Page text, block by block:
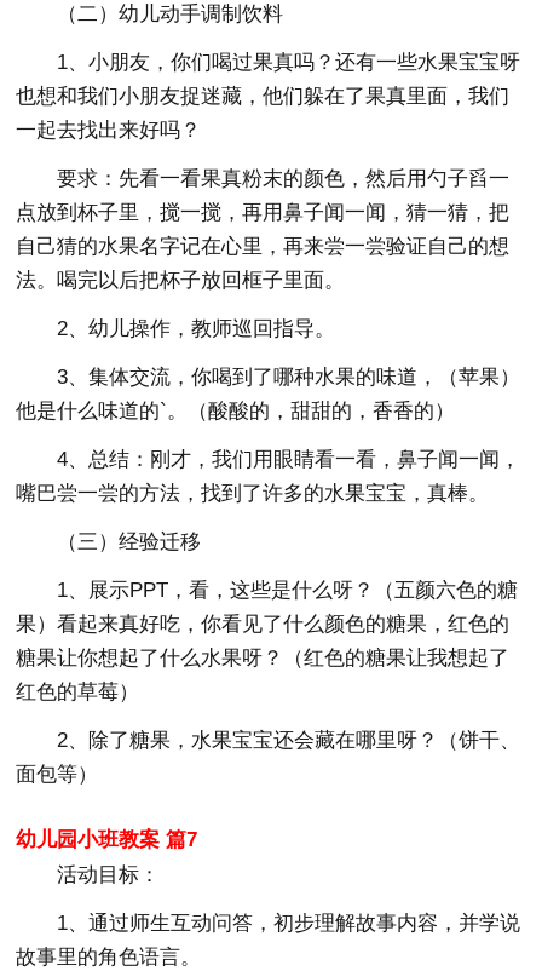
（二）幼儿动手调制饮料
1、小朋友，你们喝过果真吗？还有一些水果宝宝呀
也想和我们小朋友捉迷藏，他们躲在了果真里面，我们
一起去找出来好吗？
要求：先看一看果真粉末的颜色，然后用勺子舀一
点放到杯子里，搅一搅，再用鼻子闻一闻，猜一猜，把
自己猜的水果名字记在心里，再来尝一尝验证自己的想
法。喝完以后把杯子放回框子里面。
2、幼儿操作，教师巡回指导。
3、集体交流，你喝到了哪种水果的味道，（苹果）
他是什么味道的`。（酸酸的，甜甜的，香香的）
4、总结：刚才，我们用眼睛看一看，鼻子闻一闻，
嘴巴尝一尝的方法，找到了许多的水果宝宝，真棒。
（三）经验迁移
1、展示PPT，看，这些是什么呀？（五颜六色的糖
果）看起来真好吃，你看见了什么颜色的糖果，红色的
糖果让你想起了什么水果呀？（红色的糖果让我想起了
红色的草莓）
2、除了糖果，水果宝宝还会藏在哪里呀？（饼干、
面包等）
幼儿园小班教案 篇7
活动目标：
1、通过师生互动问答，初步理解故事内容，并学说
故事里的角色语言。